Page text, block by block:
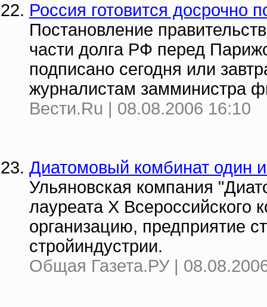
Россия готовится досрочно
Постановление
части долга РФ перед
подписано сегодня или
журналистам замминистра
Вести.Ru | 08.08.2006 16:10
Диатомовый комбинат один
Ульяновская компания
лауреата Х Всероссийского
организацию, предприятие
стройиндустрии.
Общая Газета.РУ |